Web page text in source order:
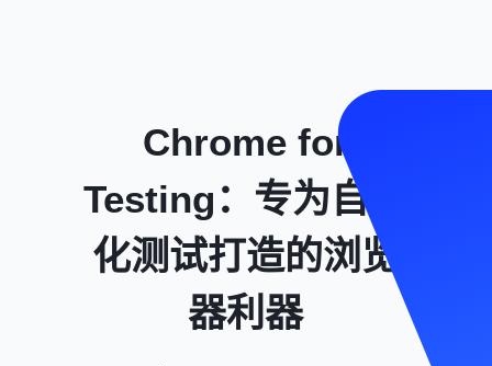
Chrome for
Testing：专为自动
化测试打造的浏览
器利器